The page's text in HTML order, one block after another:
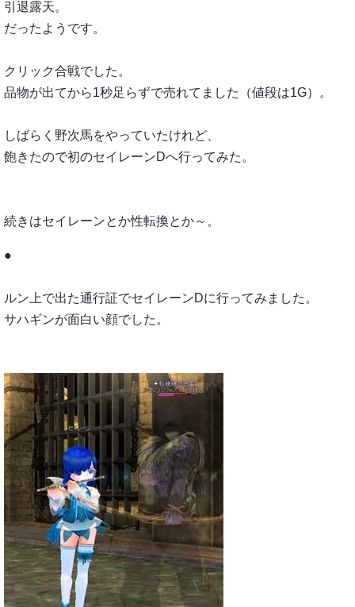
引退露天。
だったようです。
クリック合戦でした。
品物が出てから1秒足らずで売れてました（値段は1G）。
しばらく野次馬をやっていたけれど、
飽きたので初のセイレーンDへ行ってみた。
続きはセイレーンとか性転換とか～。
●
ルン上で出た通行証でセイレーンDに行ってみました。
サハギンが面白い顔でした。